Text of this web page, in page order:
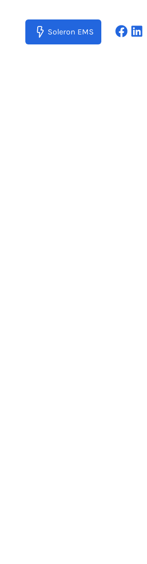
Soleron EMS